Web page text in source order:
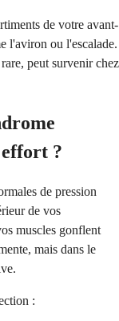
de votre avant-
l'aviron ou l'escalade.
peut survenir chez
?
de pression
de vos
muscles gonflent
mais dans le
: